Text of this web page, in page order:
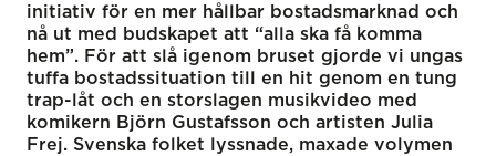
initiativ för en mer hållbar bostadsmarknad och
nå ut med budskapet att “alla ska få komma
hem”. För att slå igenom bruset gjorde vi ungas
tuffa bostadssituation till en hit genom en tung
trap-låt och en storslagen musikvideo med
komikern Björn Gustafsson och artisten Julia
Frej. Svenska folket lyssnade, maxade volymen